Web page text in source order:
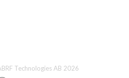
Technologies AB 2026